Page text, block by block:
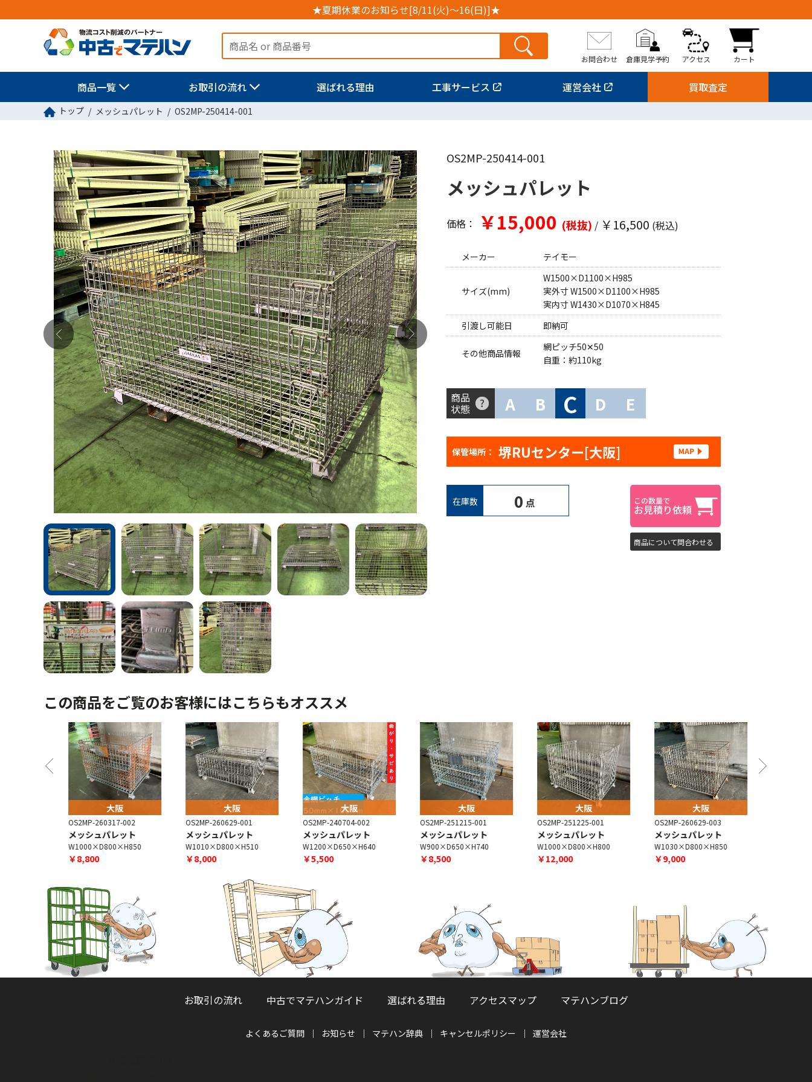
★夏期休業のお知らせ[8/11(火)～16(日)]★
お問合わせ 倉庫見学予約 アクセス カート
商品一覧 お取引の流れ 選ばれる理由 工事サービス 運営会社 買取査定
トップ メッシュパレット OS2MP-250414-001
OS2MP-250414-001
メッシュパレット
価格： ￥15,000 (税抜) / ￥16,500 (税込)
メーカー テイモー
サイズ(mm)
W1500×D1100×H985
実外寸 W1500×D1100×H985
実内寸 W1430×D1070×H845
引渡し可能日
即納可
その他商品情報
網ピッチ50✕50
自重：約110kg
商品
状態 A B C D E
保管場所： 堺RUセンター[大阪]
在庫数 0 点
商品について問合わせる
この商品をご覧のお客様にはこちらもオススメ
大阪
OS2MP-260317-002
メッシュパレット
W1000×D800×H850
￥8,800
大阪
OS2MP-260629-001
メッシュパレット
W1010×D800×H510
￥8,000
大阪
OS2MP-240704-002
メッシュパレット
W1200×D650×H640
￥5,500
大阪
OS2MP-251215-001
メッシュパレット
W900×D650×H740
￥8,500
大阪
OS2MP-251225-001
メッシュパレット
W1000×D800×H800
￥12,000
大阪
OS2MP-260629-003
メッシュパレット
W1030×D800×H850
￥9,000
お取引の流れ 中古でマテハンガイド 選ばれる理由 アクセスマップ マテハンブログ
よくあるご質問 お知らせ マテハン辞典 キャンセルポリシー 運営会社